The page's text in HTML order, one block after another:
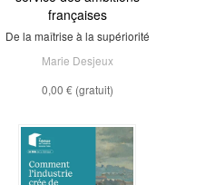
françaises
De la maîtrise à la supériorité
Marie Desjeux
0,00 € (gratuit)